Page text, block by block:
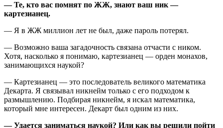
— Те, кто вас помнят по ЖЖ, знают ваш ник —
картезианец.
— Я в ЖЖ миллион лет не был, даже пароль потерял.
— Возможно ваша загадочность связана отчасти с ником.
Хотя, насколько я понимаю, картезианец — орден монахов,
занимающихся наукой?
— Картезианец — это последователь великого математика
Декарта. Я связывал никнейм только с его подходом к
размышлению. Подбирая никнейм, я искал математика,
который мне интересен. Декарт был одним из них.
— Удается заниматься наукой? Или как вы решили пойти